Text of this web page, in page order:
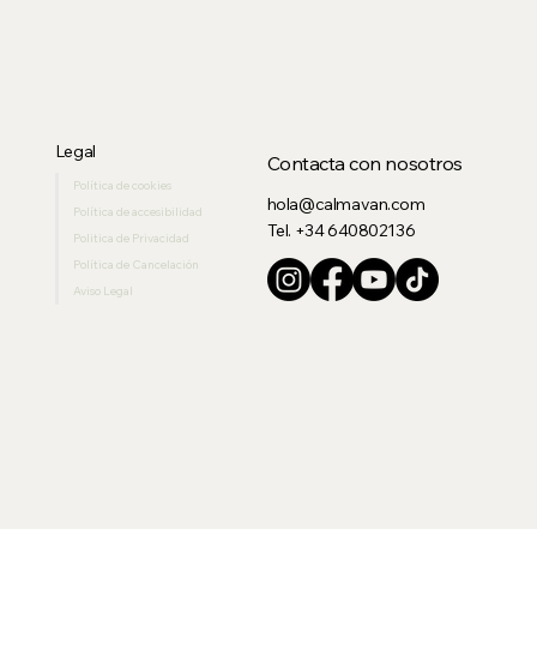
Legal
Política de cookies
Política de accesibilidad
Politica de Privacidad
Política de Cancelación
Aviso Legal
Contacta con nosotros
hola@calmavan.com
Tel. +34 640802136